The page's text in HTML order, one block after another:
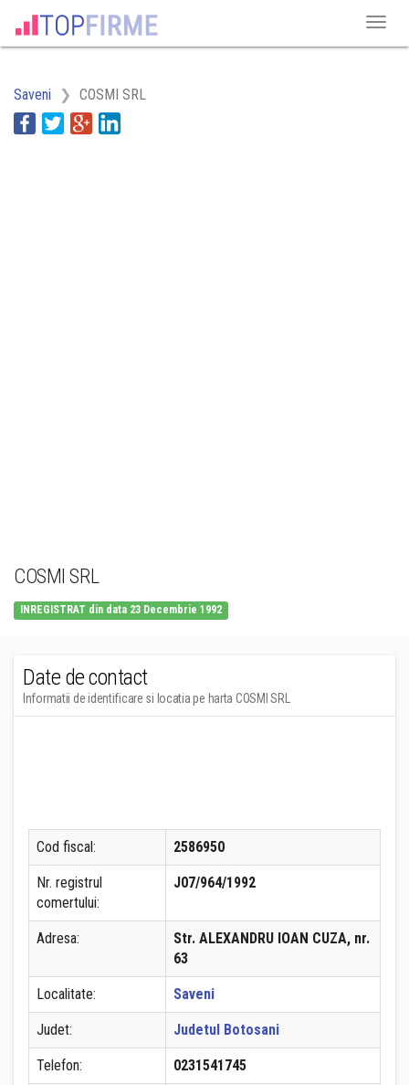
Saveni COSMI SRL
COSMI SRL
INREGISTRAT din data 23 Decembrie 1992
Date de contact
Informatii de identificare si locatia pe harta COSMI SRL
Cod fiscal: 2586950
Nr. registrul
comertului:
J07/964/1992
Adresa:
Str. ALEXANDRU IOAN CUZA, nr.
63
Localitate: Saveni
Judet: Judetul Botosani
Telefon: 0231541745